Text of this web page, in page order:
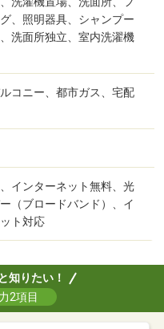
、照明器具、シャンプー
、洗面所独立、室内洗濯機
コニー、都市ガス、宅配
インターネット無料、光
（ブロードバンド）、イ
ト対応
知りたい！
2項目